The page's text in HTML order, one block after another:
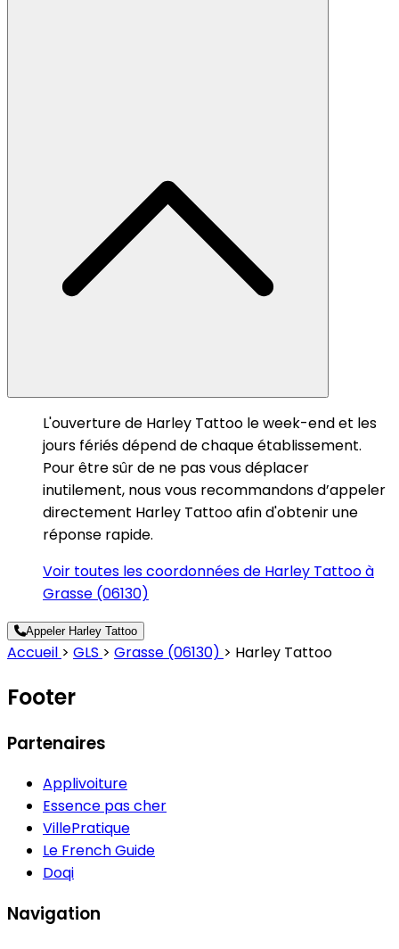
L'ouverture de Harley Tattoo le week-end et les
jours fériés dépend de chaque établissement.
Pour être sûr de ne pas vous déplacer
inutilement, nous vous recommandons d’appeler
directement Harley Tattoo afin d'obtenir une
réponse rapide.
Voir toutes les coordonnées de Harley Tattoo à
Grasse (06130)
Appeler Harley Tattoo
Accueil > GLS > Grasse (06130) > Harley Tattoo
Footer
Partenaires
Applivoiture
Essence pas cher
VillePratique
Le French Guide
Doqi
Navigation